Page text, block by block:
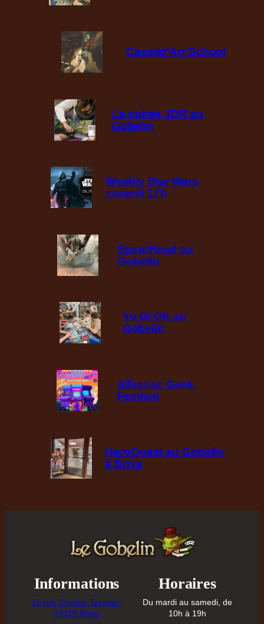
Cassild’Art School
La soirée JDR au
Gobelin
Weekly Star Wars
samedi 17h
SpearHead au
Gobelin
Yu Gi Oh au
Gobelin
Allassac Geek
Festival
HeroQuest au Gobelin
à Brive
Informations
15 rue Charles Teyssier,
19100 Brive
Horaires
Du mardi au samedi, de
10h à 19h